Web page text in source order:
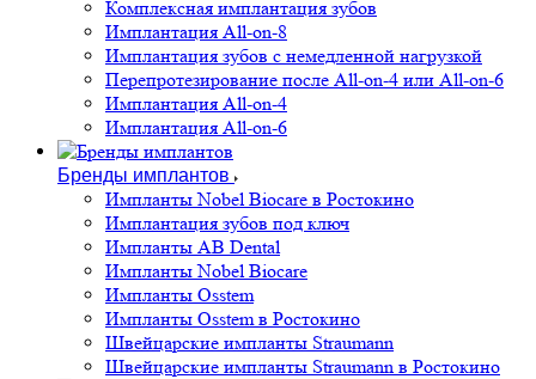
Комплексная имплантация зубов
Имплантация All-on-8
Имплантация зубов с немедленной нагрузкой
Перепротезирование после All-on-4 или All-on-6
Имплантация All-on-4
Имплантация All-on-6
Бренды имплантов
Импланты Nobel Biocare в Ростокино
Имплантация зубов под ключ
Импланты AB Dental
Импланты Nobel Biocare
Импланты Osstem
Импланты Osstem в Ростокино
Швейцарские импланты Straumann
Швейцарские импланты Straumann в Ростокино